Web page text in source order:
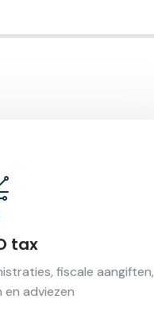
tax
fiscale aangiften,
adviezen